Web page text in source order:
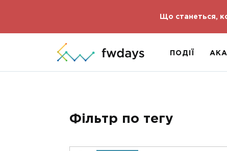
Що станеться,
ПОДІЇ
Фільтр по тегу